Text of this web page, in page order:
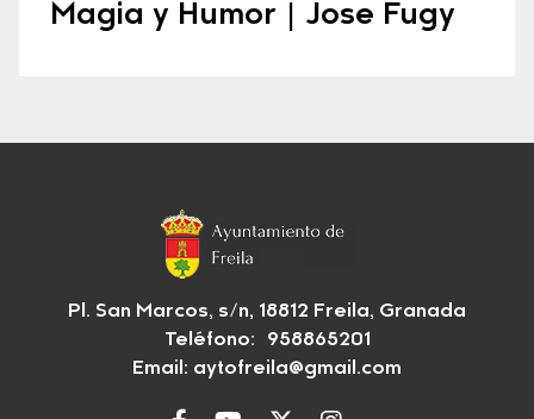
Magia y Humor | Jose Fugy
Pl. San Marcos, s/n, 18812 Freila, Granada
Teléfono: 958865201
Email: aytofreila@gmail.com